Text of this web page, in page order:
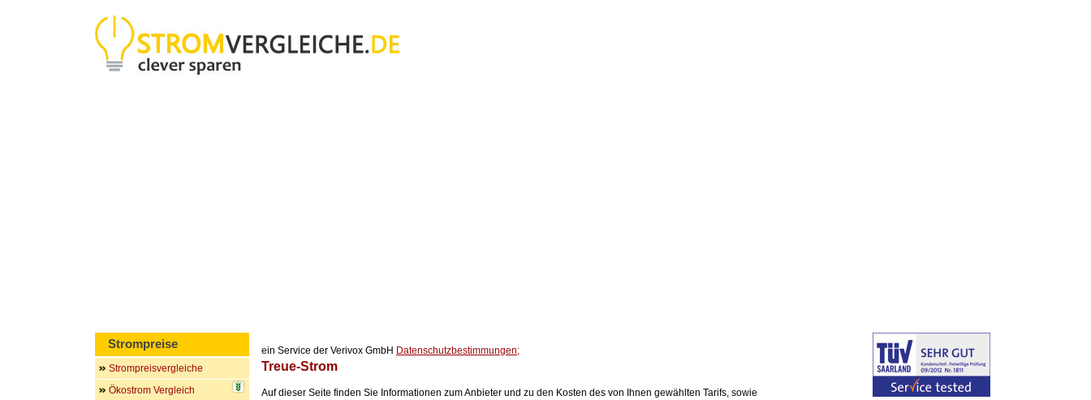
ein Service der Verivox GmbH Datenschutzbestimmungen;
Treue-Strom
Auf dieser Seite finden Sie Informationen zum Anbieter und zu den Kosten des von Ihnen gewählten Tarifs, sowie
Strompreise
Strompreisvergleiche
Ökostrom Vergleich